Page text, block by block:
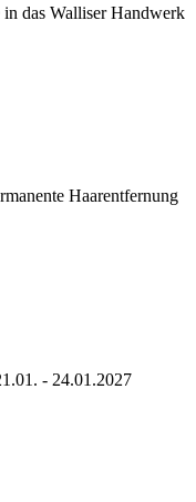
das Walliser Handwerk
Haarentfernung
- 24.01.2027